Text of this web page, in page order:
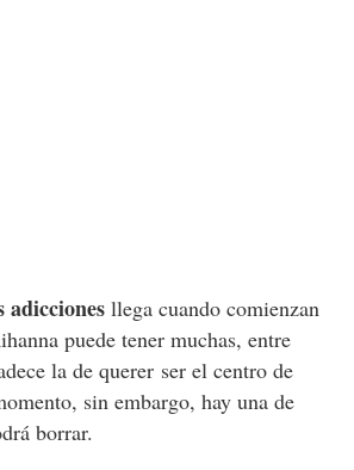
adiccionesllega cuando comienzan
puede tener muchas, entre
la de querer ser el centro de
sin embargo, hay una de
borrar.